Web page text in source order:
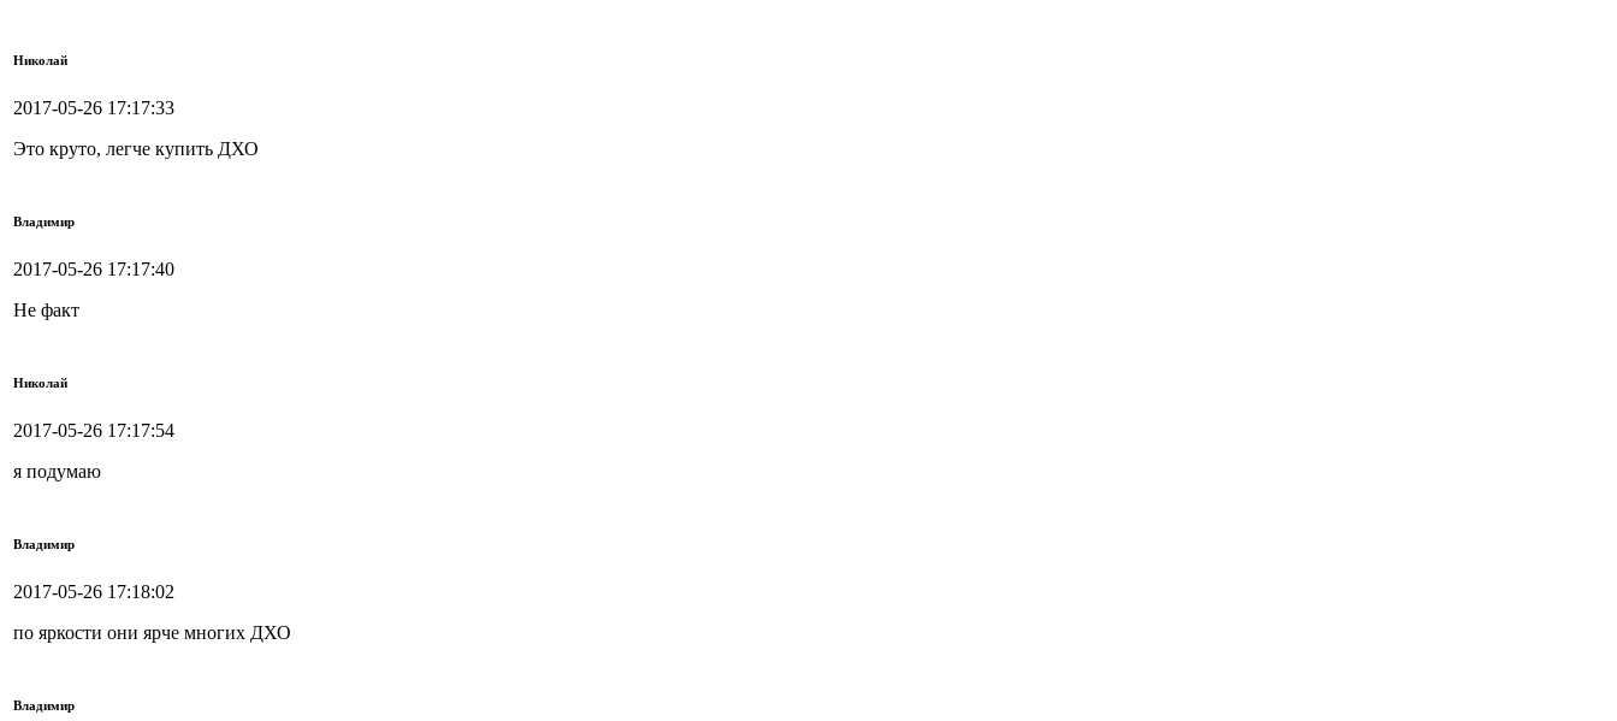
Николай
2017-05-26 17:17:33
Это круто, легче купить ДХО
Владимир
2017-05-26 17:17:40
Не факт
Николай
2017-05-26 17:17:54
я подумаю
Владимир
2017-05-26 17:18:02
по яркости они ярче многих ДХО
Владимир